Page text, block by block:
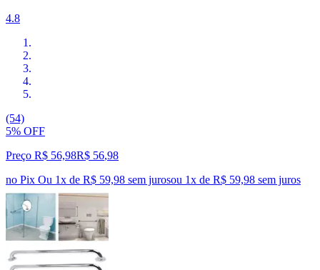
4.8
(54)
5% OFF
Preço R$ 56,98R$ 56,98
no Pix Ou 1x de R$ 59,98 sem jurosou 1x de R$ 59,98 sem juros